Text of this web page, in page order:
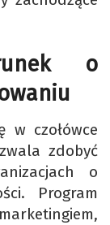
o
w czołówce
zdobyć
o
Program